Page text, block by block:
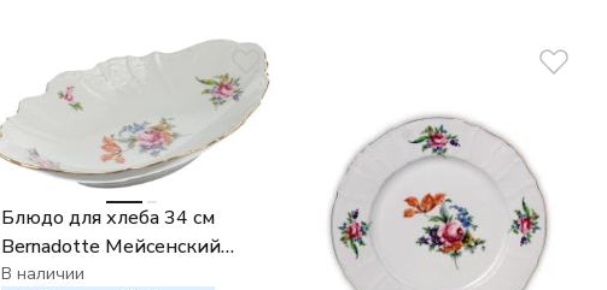
Блюдо для хлеба 34 см
Bernadotte Мейсенский
букет
В наличии